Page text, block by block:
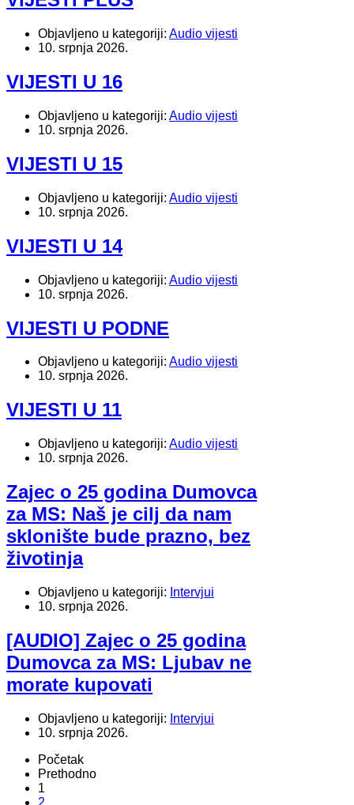
Objavljeno u kategoriji: Audio vijesti
10. srpnja 2026.
VIJESTI U 16
Objavljeno u kategoriji: Audio vijesti
10. srpnja 2026.
VIJESTI U 15
Objavljeno u kategoriji: Audio vijesti
10. srpnja 2026.
VIJESTI U 14
Objavljeno u kategoriji: Audio vijesti
10. srpnja 2026.
VIJESTI U PODNE
Objavljeno u kategoriji: Audio vijesti
10. srpnja 2026.
VIJESTI U 11
Objavljeno u kategoriji: Audio vijesti
10. srpnja 2026.
Zajec o 25 godina Dumovca
za MS: Naš je cilj da nam
sklonište bude prazno, bez
životinja
Objavljeno u kategoriji: Intervjui
10. srpnja 2026.
[AUDIO] Zajec o 25 godina
Dumovca za MS: Ljubav ne
morate kupovati
Objavljeno u kategoriji: Intervjui
10. srpnja 2026.
Početak
Prethodno
1
2